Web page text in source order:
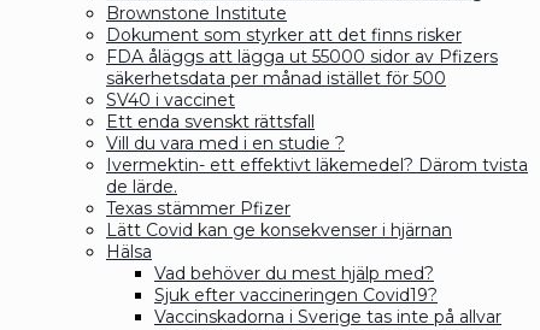
Brownstone Institute
Dokument som styrker att det finns risker
FDA åläggs att lägga ut 55000 sidor av Pfizers
säkerhetsdata per månad istället för 500
SV40 i vaccinet
Ett enda svenskt rättsfall
Vill du vara med i en studie ?
Ivermektin- ett effektivt läkemedel? Därom tvista
de lärde.
Texas stämmer Pfizer
Lätt Covid kan ge konsekvenser i hjärnan
Hälsa
Vad behöver du mest hjälp med?
Sjuk efter vaccineringen Covid19?
Vaccinskadorna i Sverige tas inte på allvar